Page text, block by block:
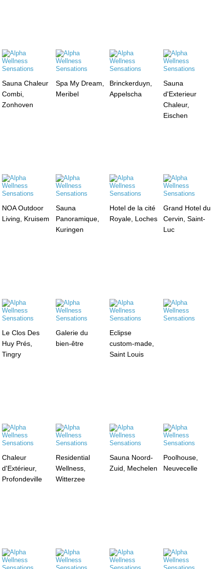
Sauna Chaleur
Combi,
Zonhoven
Spa My Dream,
Meribel
Brinckerduyn,
Appelscha
Sauna
d'Exterieur
Chaleur,
Eischen
NOA Outdoor
Living, Kruisem
Sauna
Panoramique,
Kuringen
Hotel de la cité
Royale, Loches
Grand Hotel du
Cervin, Saint-
Luc
Le Clos Des
Huy Prés,
Tingry
Galerie du
bien-être
Eclipse
custom-made,
Saint Louis
Chaleur
d'Extérieur,
Profondeville
Residential
Wellness,
Witterzee
Sauna Noord-
Zuid, Mechelen
Poolhouse,
Neuvecelle